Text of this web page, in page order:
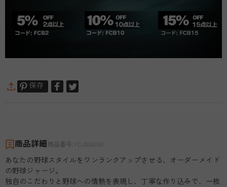
保存
商品詳細 商品番号 FCJB06283
あなたの野球スタイルをワンランクアップさせる、オーダーメイド
の野球ジャージ。
独自のこだわりと野球への情熱を表現し、丁寧な作り込みで、一枚